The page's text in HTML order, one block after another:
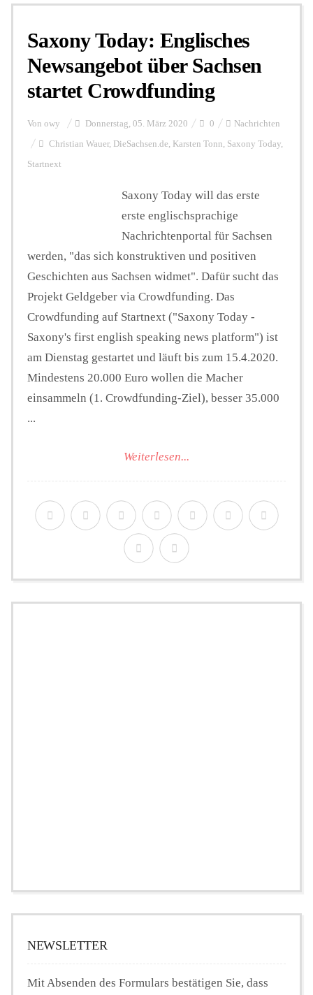
Personalien
Hintergrund
FUNKTURM-Beiträge
Podcast
Seminare
Unterstützen
Saxony Today: Englisches
Newsangebot über Sachsen
startet Crowdfunding
Von owy Donnerstag, 05. März 2020 0 Nachrichten
Christian Wauer, DieSachsen.de, Karsten Tonn, Saxony Today,
Startnext
Saxony Today will das erste
erste englischsprachige
Nachrichtenportal für Sachsen
werden, "das sich konstruktiven und positiven
Geschichten aus Sachsen widmet". Dafür sucht das
Projekt Geldgeber via Crowdfunding. Das
Crowdfunding auf Startnext ("Saxony Today -
Saxony's first english speaking news platform") ist
am Dienstag gestartet und läuft bis zum 15.4.2020.
Mindestens 20.000 Euro wollen die Macher
einsammeln (1. Crowdfunding-Ziel), besser 35.000
...
Weiterlesen...
NEWSLETTER
Mit Absenden des Formulars bestätigen Sie, dass